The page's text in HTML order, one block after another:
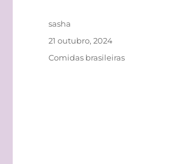
Autor
sasha
Publicado
21 outubro, 2024
Categorias
Comidas brasileiras